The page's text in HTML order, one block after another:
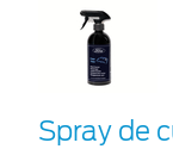
Spray de